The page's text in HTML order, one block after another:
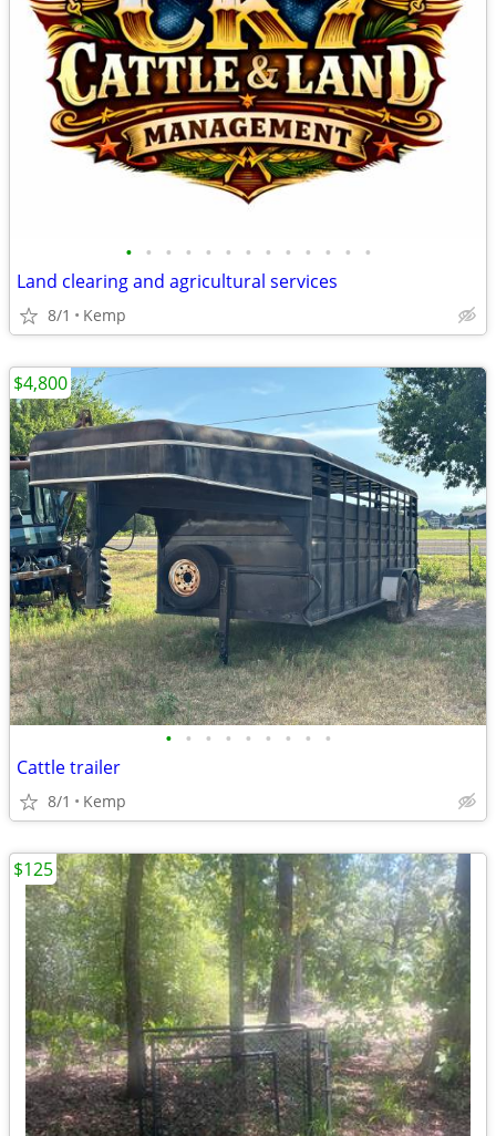
• • • • • • • • • • • • •
Land clearing and agricultural services
8/1 Kemp
• • • • • • • • •
Cattle trailer
8/1 Kemp
$4,800
$125